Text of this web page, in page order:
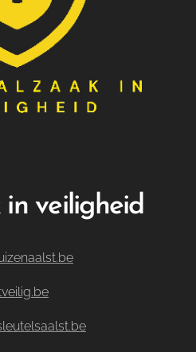
in veiligheid